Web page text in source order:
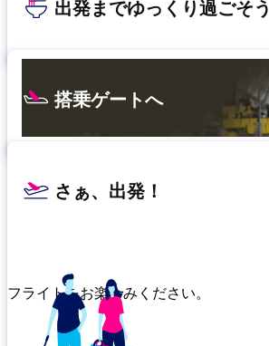
出発までゆっくり過ごそう
搭乗ゲートへ
さぁ、出発！
フライトをお楽しみください。